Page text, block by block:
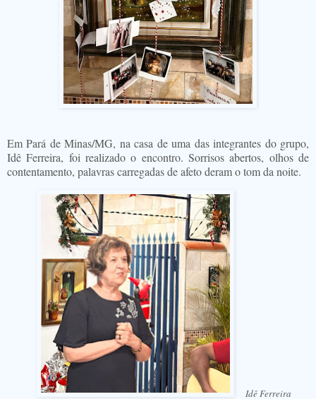
Em Pará de Minas/MG, na casa de uma das integrantes do grupo,
Idê Ferreira, foi realizado o encontro. Sorrisos abertos, olhos de
contentamento, palavras carregadas de afeto deram o tom da noite.
Idê Ferreira